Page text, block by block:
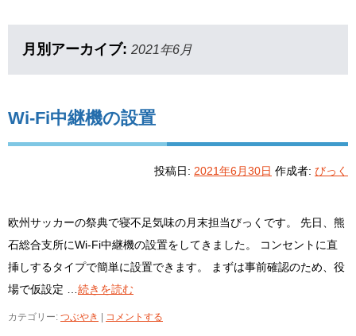
月別アーカイブ: 2021年6月
Wi-Fi中継機の設置
投稿日: 2021年6月30日 作成者: びっく
欧州サッカーの祭典で寝不足気味の月末担当びっくです。 先日、熊
石総合支所にWi-Fi中継機の設置をしてきました。 コンセントに直
挿しするタイプで簡単に設置できます。 まずは事前確認のため、役
場で仮設定 … 続きを読む
カテゴリー: つぶやき コメントする